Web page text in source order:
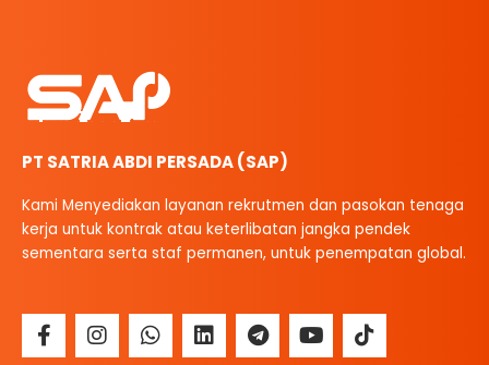
PT SATRIA ABDI PERSADA (SAP)
Kami Menyediakan layanan rekrutmen dan pasokan tenaga
kerja untuk kontrak atau keterlibatan jangka pendek
sementara serta staf permanen, untuk penempatan global.
F
a
I
n
W
h
L
i
T
e
Y
o
T
i